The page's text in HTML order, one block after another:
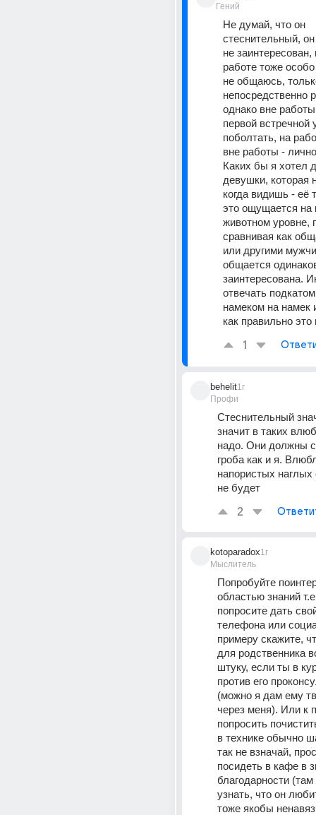
Гений
Не думай, что он
стеснительный,
не
работе тоже
не общаюсь,
непосредственно
однако вне
первой встречной
поболтать, на
вне работы -
Каких бы я хотел
девушки, которая
когда видишь - её
это ощущается на
животном уровне,
сравнивая как
или другими
общается
заинтересована.
отвечать
намеком на намек
как правильно это
1
behelit
Профи
1г
Стеснительный
значит в таких
надо. Они должны
гроба как и я.
напористых наглых
не будет
2
kotoparadox
Мыслитель
1г
Попробуйте
областью знаний
попросите дать
телефона или
примеру скажите,
для родственника
штуку, если ты в
против его
(можно я дам ему
через меня). Или к
попросить
в технике обычно
так не взначай,
посидеть в кафе в
благодарности
узнать, что он
тоже якобы